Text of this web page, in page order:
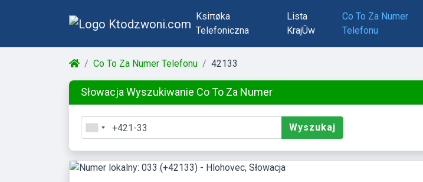
Ksiπøka
Telefoniczna
Lista
KrajÛw
Co To Za Numer
Telefonu
Co To Za Numer Telefonu 42133
Słowacja Wyszukiwanie Co To Za Numer
Wyszukaj